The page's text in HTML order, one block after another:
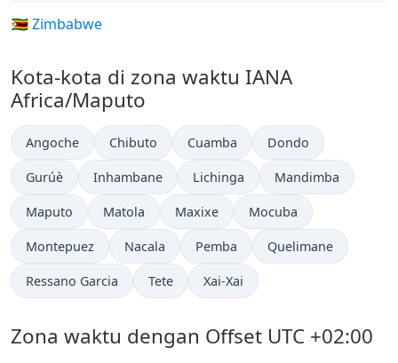
🇿🇼 Zimbabwe
Kota-kota di zona waktu IANA
Africa/Maputo
Angoche Chibuto Cuamba Dondo
Gurúè Inhambane Lichinga Mandimba
Maputo Matola Maxixe Mocuba
Montepuez Nacala Pemba Quelimane
Ressano Garcia Tete Xai-Xai
Zona waktu dengan Offset UTC +02:00